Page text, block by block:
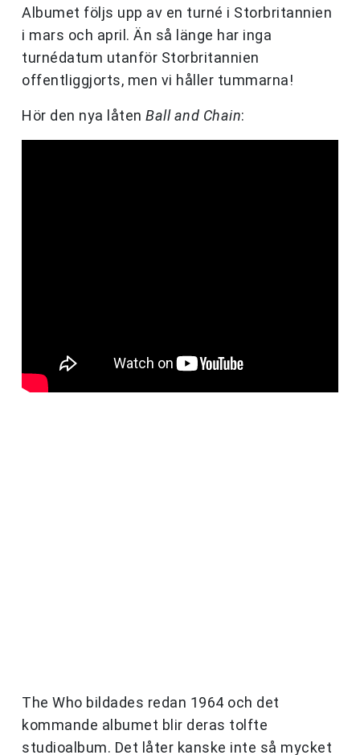
Albumet följs upp av en turné i Storbritannien
i mars och april. Än så länge har inga
turnédatum utanför Storbritannien
offentliggjorts, men vi håller tummarna!
Hör den nya låten Ball and Chain:
The Who bildades redan 1964 och det
kommande albumet blir deras tolfte
studioalbum. Det låter kanske inte så mycket